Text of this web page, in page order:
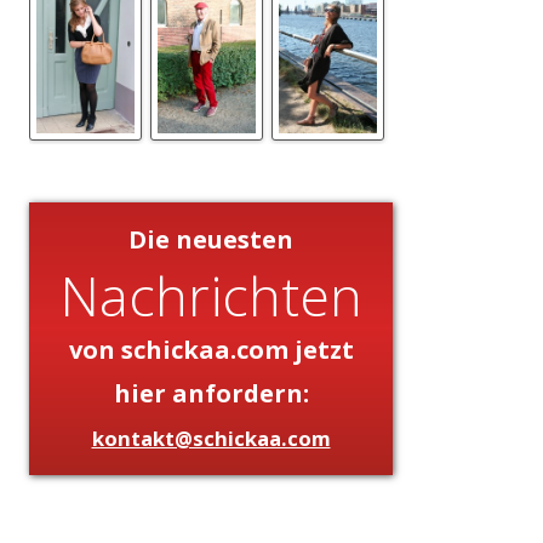
Die neuesten
Nachrichten
von schickaa.com jetzt
hier anfordern:
kontakt@schickaa.com